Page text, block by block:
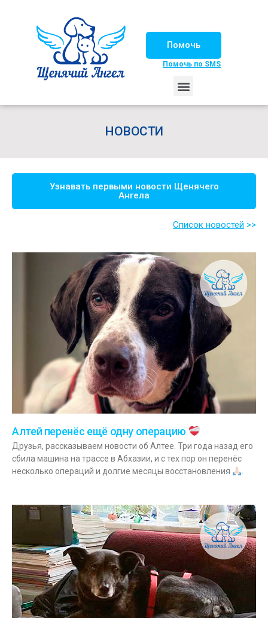
Помочь
Помочь по SMS
НОВОСТИ
Узнавать первыми новости Щенячего
Ангела
Список новостей >>
Алтей перенёс ещё одну операцию
Друзья, рассказываем новости об Алтее. Три года назад его
сбила машина на трассе в Абхазии, и с тех пор он перенёс
несколько операций и долгие месяцы восстановления
.